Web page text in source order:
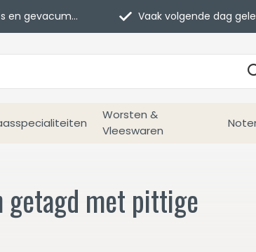
Worsten &
Vleeswaren
gevacumeerd Vaak volgende dag geleverd
getagd met pittige